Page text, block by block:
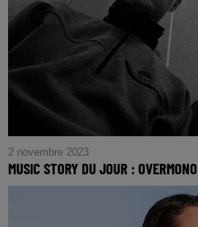
2 novembre 2023
MUSIC STORY DU JOUR : OVERMONO